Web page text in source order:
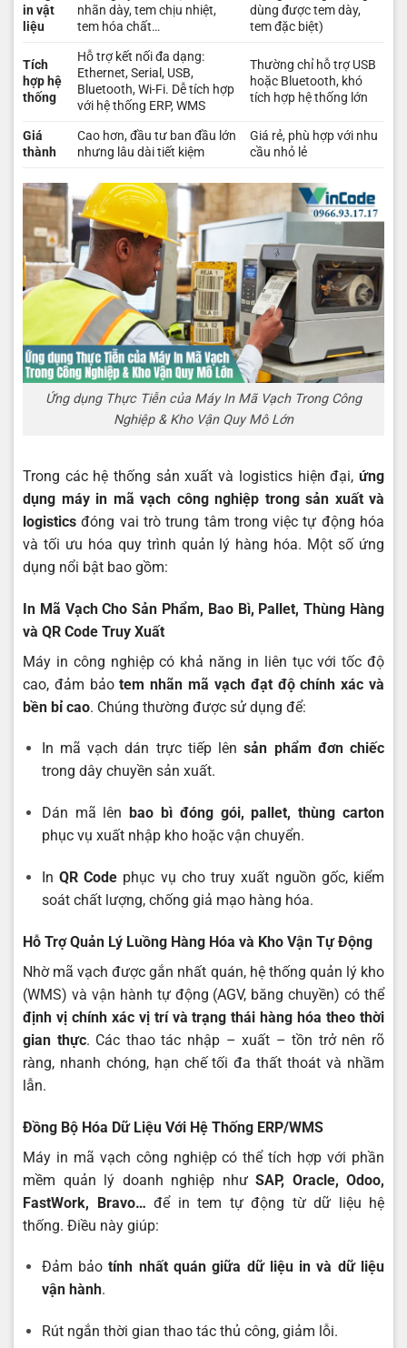
in vật
liệu
nhãn dày, tem chịu nhiệt,
tem hóa chất…
dùng được tem dày,
tem đặc biệt)
Tích
hợp hệ
thống
Hỗ trợ kết nối đa dạng:
Ethernet, Serial, USB,
Bluetooth, Wi-Fi. Dễ tích hợp
với hệ thống ERP, WMS
Thường chỉ hỗ trợ USB
hoặc Bluetooth, khó
tích hợp hệ thống lớn
Giá
thành
Cao hơn, đầu tư ban đầu lớn
nhưng lâu dài tiết kiệm
Giá rẻ, phù hợp với nhu
cầu nhỏ lẻ
Ứng dụng Thực Tiễn của Máy In Mã Vạch Trong Công
Nghiệp & Kho Vận Quy Mô Lớn
Trong các hệ thống sản xuất và logistics hiện đại, ứng
dụng máy in mã vạch công nghiệp trong sản xuất và
logistics đóng vai trò trung tâm trong việc tự động hóa
và tối ưu hóa quy trình quản lý hàng hóa. Một số ứng
dụng nổi bật bao gồm:
In Mã Vạch Cho Sản Phẩm, Bao Bì, Pallet, Thùng Hàng
và QR Code Truy Xuất
Máy in công nghiệp có khả năng in liên tục với tốc độ
cao, đảm bảotem nhãn mã vạch đạt độ chính xác và
bền bỉ cao. Chúng thường được sử dụng để:
In mã vạch dán trực tiếp lênsản phẩm đơn chiếc
trong dây chuyền sản xuất.
Dán mã lên
bao bì đóng gói, pallet, thùng carton
phục vụ xuất nhập kho hoặc vận chuyển.
InQR Code phục vụ cho truy xuất nguồn gốc, kiểm
soát chất lượng, chống giả mạo hàng hóa.
Hỗ Trợ Quản Lý Luồng Hàng Hóa và Kho Vận Tự Động
Nhờ mã vạch được gắn nhất quán, hệ thống quản lý kho
(WMS) và vận hành tự động (AGV, băng chuyền) có thể
định vị chính xác vị trí và trạng thái hàng hóa theo thời
gian thực. Các thao tác nhập – xuất – tồn trở nên rõ
ràng, nhanh chóng, hạn chế tối đa thất thoát và nhầm
lẫn.
Đồng Bộ Hóa Dữ Liệu Với Hệ Thống ERP/WMS
Máy in mã vạch công nghiệp có thể tích hợp với phần
mềm quản lý doanh nghiệp như SAP, Oracle, Odoo,
FastWork, Bravo… để in tem tự động từ dữ liệu hệ
thống. Điều này giúp:
Đảm bảotính nhất quán giữa dữ liệu in và dữ liệu
vận hành.
Rút ngắn thời gian thao tác thủ công, giảm lỗi.